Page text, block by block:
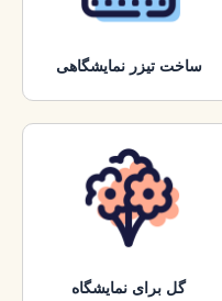
ساخت تیزر نمایشگاهی
گل برای نمایشگاه